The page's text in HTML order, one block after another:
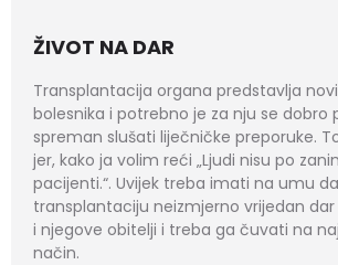
ŽIVOT NA DAR
Transplantacija organa predstavlja
bolesnika i potrebno je za nju se dobro
spreman slušati liječničke preporuke.
jer, kako ja volim reći „Ljudi nisu po
pacijenti.“. Uvijek treba imati na umu
transplantaciju neizmjerno vrijedan
i njegove obitelji i treba ga čuvati na
način.